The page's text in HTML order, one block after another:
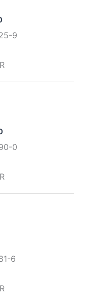
价
范
至
9
价
范
至
0
价
范
至
6